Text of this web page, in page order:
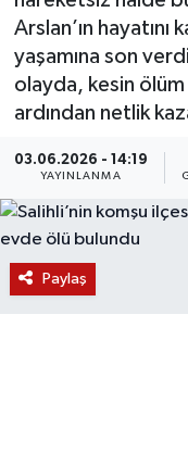
Arslan’ın
yaşamına son
olayda, kesin
ardından netlik
03.06.2026 - 14:19
YAYINLANMA
Paylaş
KÜLTÜR
YAŞAM
LIFE
SARIGÖL
SARUHANLI
SELENDİ
KIRKAĞAÇ
DEMİRCİ
KÖPRÜBAŞI
KULA
SALİHLİ
SARIGÖL
SARUHANLI
EKONOMİ
EĞİTİM
KÜLTÜR SANAT
SPOR
YAŞAM